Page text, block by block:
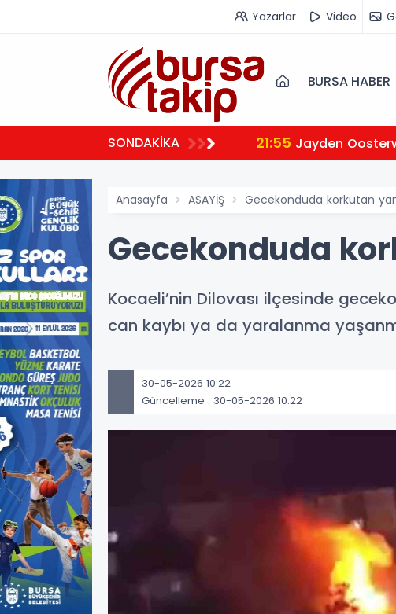
Yazarlar Video
BURSA HABER
SONDAKİKA 21:55 Jayden
Anasayfa ASAYİŞ Gecekonduda korkutan
Gecekonduda
Kocaeli’nin Dilovası ilçesinde
can kaybı ya da yaralanma
30-05-2026 10:22
Güncelleme : 30-05-2026 10:22